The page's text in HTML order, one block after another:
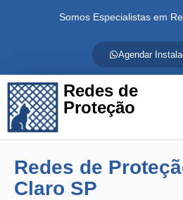
Somos Especialistas em
Agendar
Redes de
Proteção
Redes de
Claro SP